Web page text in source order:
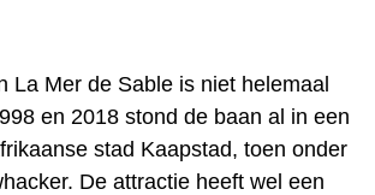
La Mer de Sable is niet helemaal
en 2018 stond de baan al in een
stad Kaapstad, toen onder
De attractie heeft wel een